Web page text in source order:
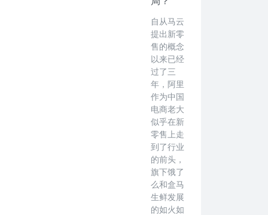
自从马云
提出新零
售的概念
以来已经
过了三
年，阿里
作为中国
电商老大
似乎在新
零售上走
到了行业
的前头，
旗下饿了
么和盒马
生鲜发展
的如火如